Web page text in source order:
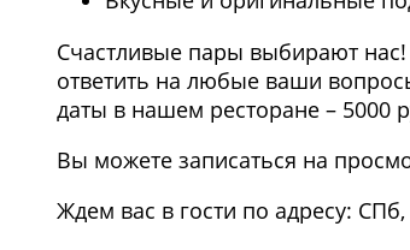
Счастливые пары выбирают
ответить на любые ваши
даты в нашем ресторане – 5000
Вы можете записаться на
Ждем вас в гости по адресу: